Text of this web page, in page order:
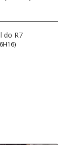
do R7
)